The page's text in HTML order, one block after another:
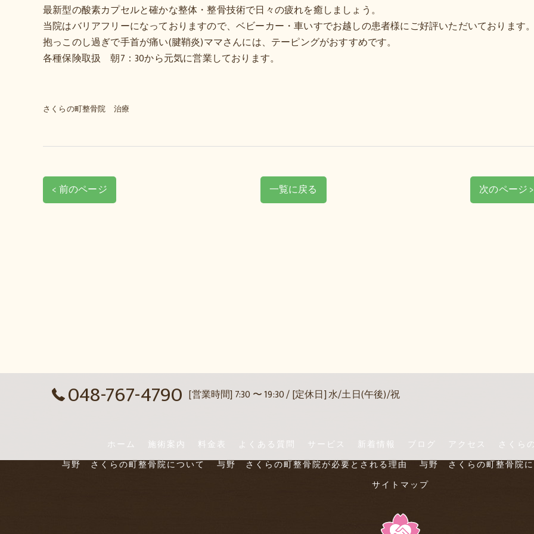
最新型の酸素カプセルと確かな整体・整骨技術で日々の疲れを癒しましょう。
当院はバリアフリーになっておりますので、ベビーカー・車いすでお越しの患者様にご好評いただいております
抱っこのし過ぎで手首が痛い(腱鞘炎)ママさんには、テーピングがおすすめです。
各種保険取扱 朝7：30から元気に営業しております。
さくらの町整骨院 治療
< 前のページ 一覧に戻る 次のページ >
048-767-4790 [営業時間] 7:30 〜 19:30 / [定休日] 水/土日(午後)/祝
ホーム 施術案内 料金表 よくある質問 サービス 新着情報 ブログ アクセス
さくら
与野 さくらの町整骨院について
与野 さくらの町整骨院が必要とされる理由
与野 さくらの町整骨院
サイトマップ